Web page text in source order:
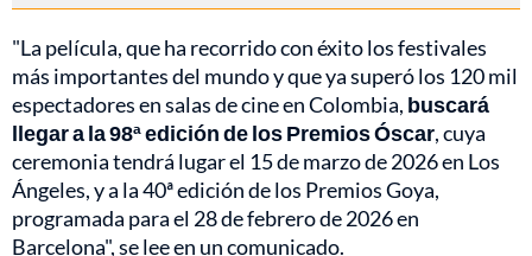
"La película, que ha recorrido con éxito los festivales
más importantes del mundo y que ya superó los 120 mil
espectadores en salas de cine en Colombia, buscará
llegar a la 98ª edición de los Premios Óscar, cuya
ceremonia tendrá lugar el 15 de marzo de 2026 en Los
Ángeles, y a la 40ª edición de los Premios Goya,
programada para el 28 de febrero de 2026 en
Barcelona", se lee en un comunicado.